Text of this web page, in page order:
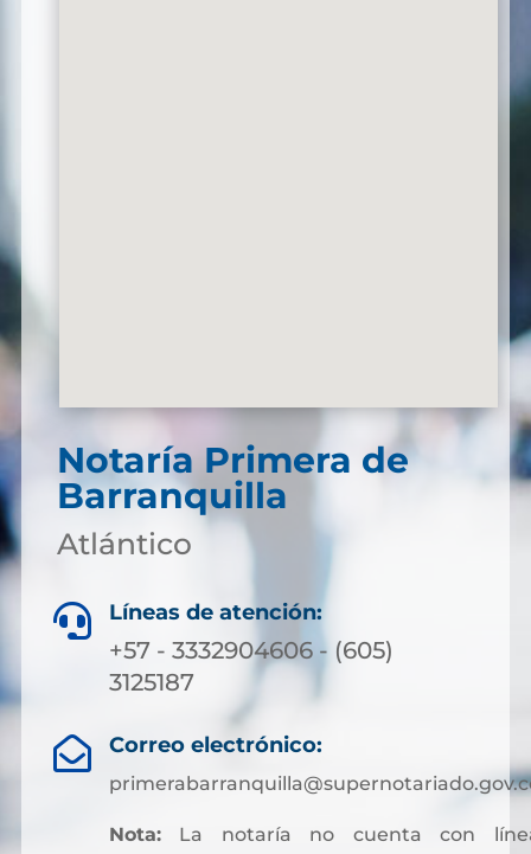
Notaría Primera de
Barranquilla
Atlántico
 Líneas de atención:
+57 - 3332904606 - (605)
3125187
 Correo electrónico:
Nota:La notaría no cuenta con